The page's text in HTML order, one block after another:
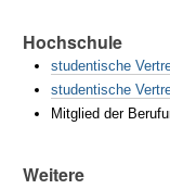
Hochschule
studentische
studentische
Mitglied der
Weitere